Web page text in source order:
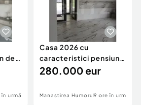
de
urmă
Casa 2026 cu
caracteristici pensiune
280k
280.000 eur
Manastirea Humorului9 ore în urmă